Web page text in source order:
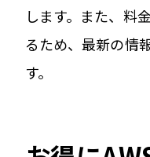
します。また、料
るため、最新の情
す。